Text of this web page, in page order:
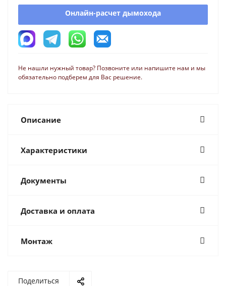
Онлайн-расчет дымохода
Не нашли нужный товар? Позвоните или напишите нам и мы
обязательно подберем для Вас решение.
Описание
Характеристики
Документы
Доставка и оплата
Монтаж
Поделиться